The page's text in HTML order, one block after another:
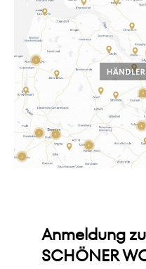
Anmeldung
SCHÖNER